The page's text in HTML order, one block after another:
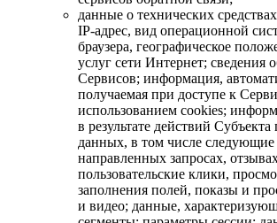
данные о технических
IP-адрес, вид операционной
браузера, географическое
услуг сети Интернет; сведения
Сервисов; информация,
получаемая при доступе к
использованием cookies;
в результате действий
данных, в том числе следующие
направленных запросах,
пользовательские клики,
заполнения полей, показы и
и видео; данные,